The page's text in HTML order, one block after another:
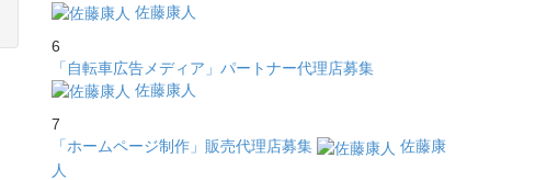
佐藤康人
6
「自転車広告メディア」パートナー代理店募集
佐藤康人
7
「ホームページ制作」販売代理店募集
佐藤康
人